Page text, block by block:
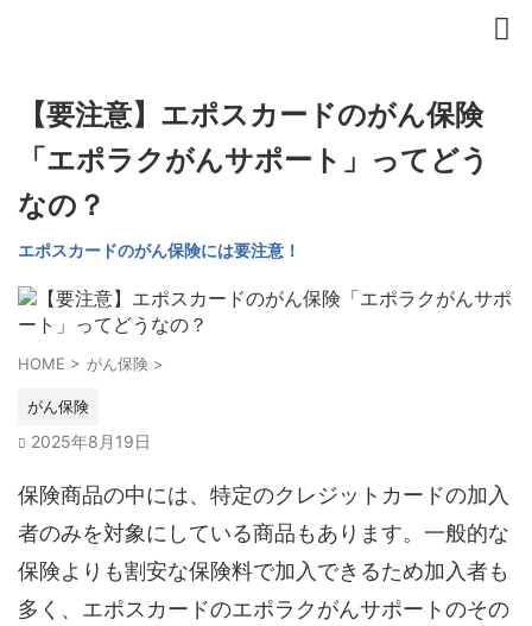
【要注意】エポスカードのがん保険
「エポラクがんサポート」ってどう
なの？
エポスカードのがん保険には要注意！
HOME > がん保険 >
がん保険
2025年8月19日
保険商品の中には、特定のクレジットカードの加入
者のみを対象にしている商品もあります。一般的な
保険よりも割安な保険料で加入できるため加入者も
多く、エポスカードのエポラクがんサポートのその